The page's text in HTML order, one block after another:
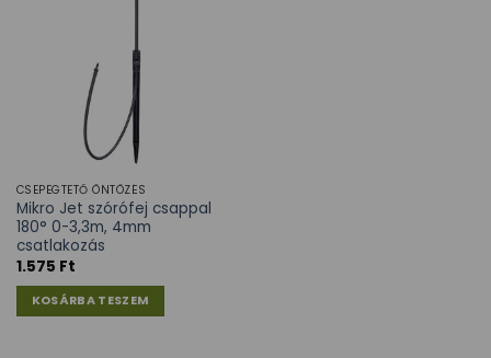
CSEPEGTETŐ ÖNTÖZÉS
Mikro Jet szórófej csappal
180° 0-3,3m, 4mm
csatlakozás
1.575 Ft
KOSÁRBA TESZEM